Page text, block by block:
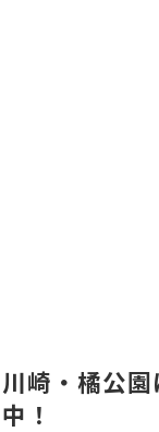
川崎・橘公
中！